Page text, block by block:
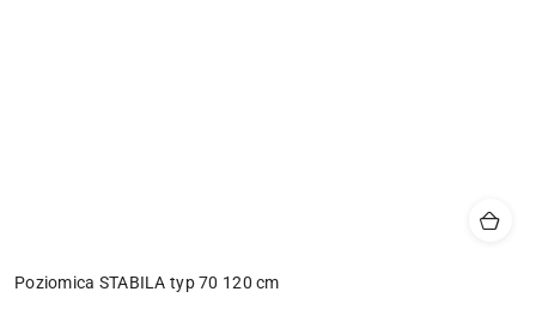
Poziomica STABILA typ 70 120 cm